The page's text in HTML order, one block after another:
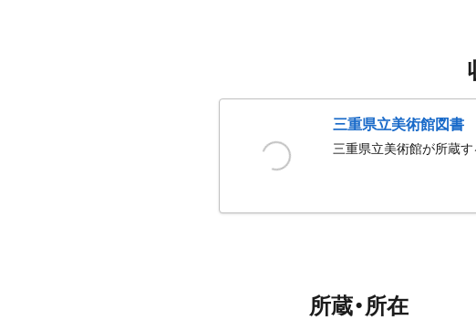
三重県立美術館図書
三重県立美術館が所蔵す
所蔵・所在